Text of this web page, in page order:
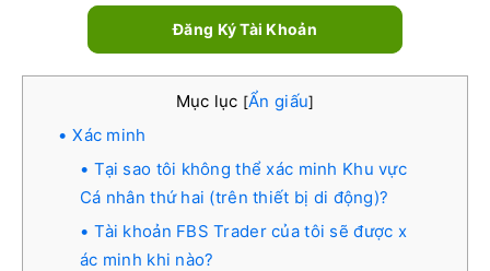
Đăng Ký Tài Khoản
Mục lục [Ẩn giấu]
Xác minh
Tại sao tôi không thể xác minh Khu vực
Cá nhân thứ hai (trên thiết bị di động)?
Tài khoản FBS Trader của tôi sẽ được x
ác minh khi nào?